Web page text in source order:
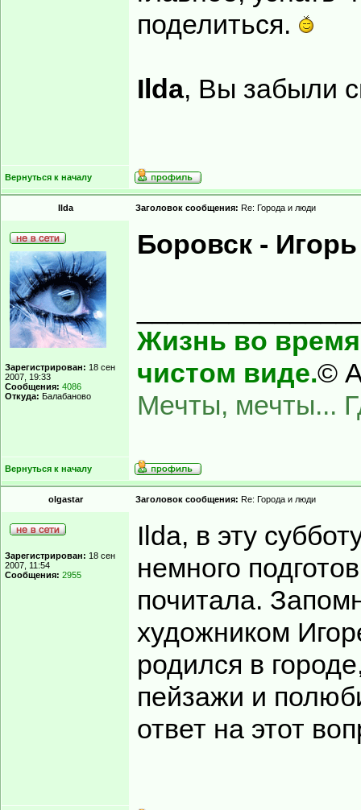
поделиться.
Ilda, Вы забыли
Вернуться к началу
Ilda Заголовок сообщения: Re: Города и люди
Зарегистрирован: 18 сен
2007, 19:33
Сообщения: 4086
Откуда: Балабаново
Боровск - Игорь
Жизнь во время
чистом виде.©
Мечты, мечты...
Вернуться к началу
olgastar Заголовок сообщения: Re: Города и люди
Зарегистрирован: 18 сен
2007, 11:54
Сообщения: 2955
Ilda, в эту
немного
почитала.
художником
родился в
пейзажи и
ответ на этот